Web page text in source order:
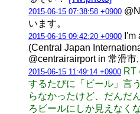
2015-06-15 07:38:58 +0900
います。
2015-06-15 09:42:20 +0900
(Central Japan
@centrairairport in 常滑市
2015-06-15 11:49:14 +0900 RT
するたびに「ビール」言
らなかったけど、だんだ
ろビールにしか見えなく